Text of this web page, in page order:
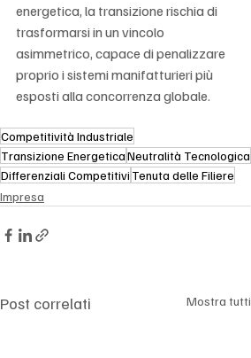
energetica, la transizione rischia di
trasformarsi in un vincolo
asimmetrico, capace di penalizzare
proprio i sistemi manifatturieri più
esposti alla concorrenza globale.
Competitività Industriale
Transizione EnergeticaNeutralità Tecnologica
Differenziali Competitivi Tenuta delle Filiere
Impresa
Post correlati Mostra tutti